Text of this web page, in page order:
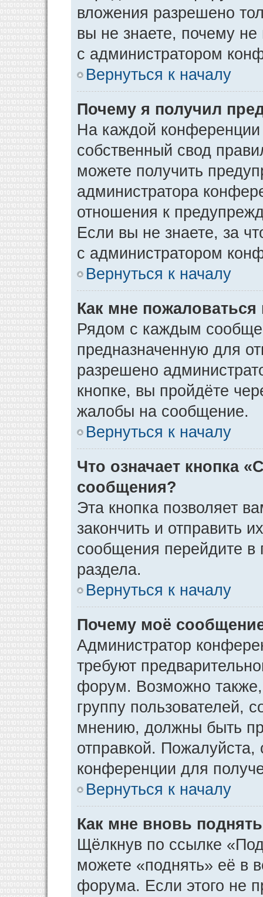
вложения разрешено
вы не знаете, почему
с администратором
Вернуться к началу
Почему я получил
На каждой конференции
собственный свод
можете получить
администратора
отношения к
Если вы не знаете, за
с администратором
Вернуться к началу
Как мне
Рядом с каждым
предназначенную для
разрешено
кнопке, вы пройдёте
жалобы на сообщение.
Вернуться к началу
Что означает кнопка
сообщения?
Эта кнопка позволяет
закончить и отправить
сообщения перейдите в
раздела.
Вернуться к началу
Почему моё
Администратор
требуют
форум. Возможно
группу пользователей,
мнению, должны быть
отправкой.
конференции для
Вернуться к началу
Как мне вновь
Щёлкнув по ссылке
можете «поднять» её в
форума. Если этого не